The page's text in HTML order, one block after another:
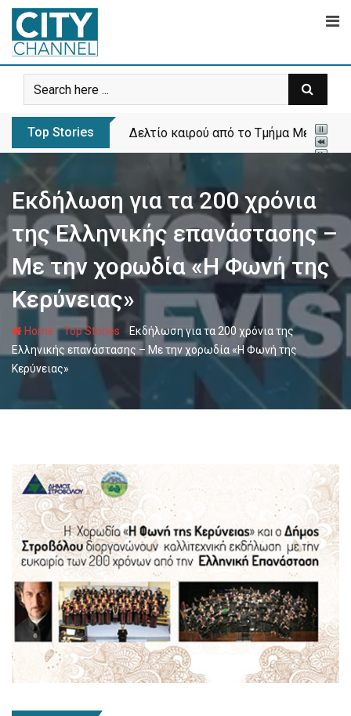
Skip
content
Top Stories Δελτίο καιρού από το Τμήμα
Eκδήλωση για τα 200 χρόνια
της Ελληνικής επανάστασης –
Με την χορωδία «Η Φωνή της
Κερύνειας»
Home -Top Stories - Eκδήλωση για τα 200 χρόνια της
Ελληνικής επανάστασης – Με την χορωδία «Η Φωνή της
Κερύνειας»